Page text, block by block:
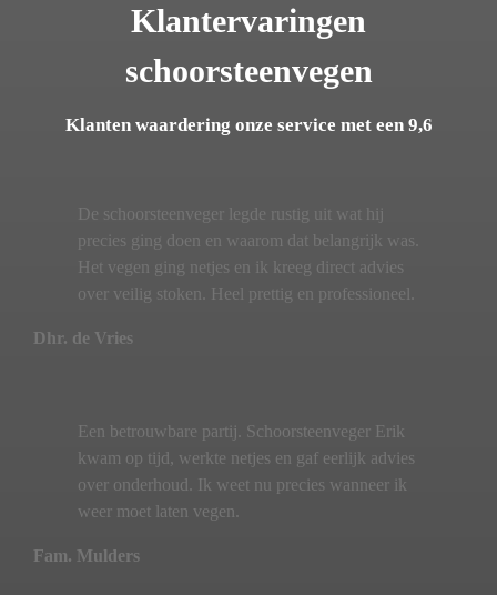
Klantervaringen
schoorsteenvegen
Klanten waardering onze service met een 9,6
De schoorsteenveger legde rustig uit wat hij
precies ging doen en waarom dat belangrijk was.
Het vegen ging netjes en ik kreeg direct advies
over veilig stoken. Heel prettig en professioneel.
Dhr. de Vries
Een betrouwbare partij. Schoorsteenveger Erik
kwam op tijd, werkte netjes en gaf eerlijk advies
over onderhoud. Ik weet nu precies wanneer ik
weer moet laten vegen.
Fam. Mulders